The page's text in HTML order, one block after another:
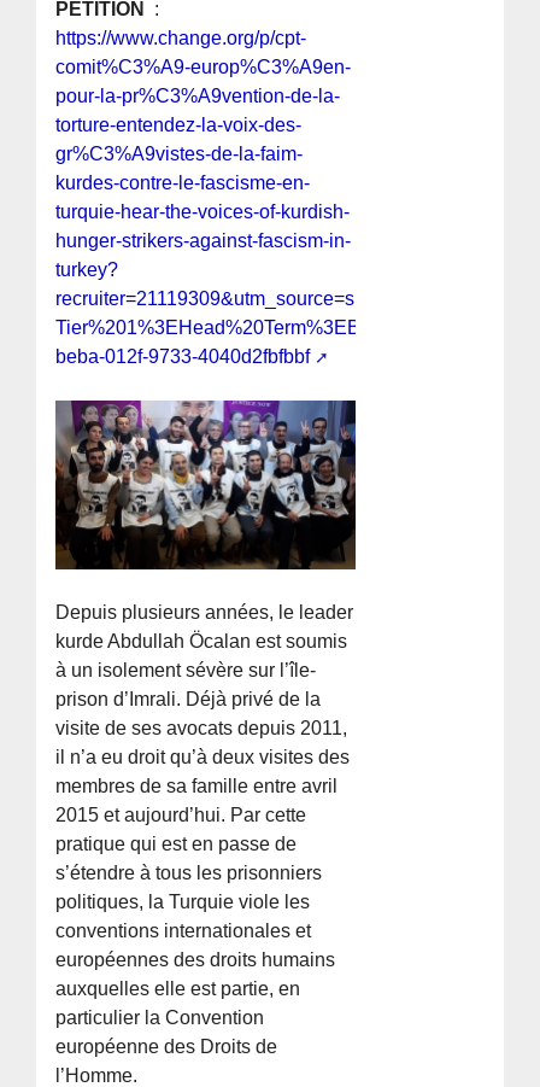
PÉTITION
:
https://www.change.org/p/cpt-
comit%C3%A9-europ%C3%A9en-
pour-la-pr%C3%A9vention-de-la-
torture-entendez-la-voix-des-
gr%C3%A9vistes-de-la-faim-
kurdes-contre-le-fascisme-en-
turquie-hear-the-voices-of-kurdish-
hunger-strikers-against-fascism-in-
turkey?
beba-012f-9733-4040d2fbfbbf
Depuis plusieurs années, le leader
kurde Abdullah Öcalan est soumis
à un isolement sévère sur l’île-
prison d’Imrali. Déjà privé de la
visite de ses avocats depuis 2011,
il n’a eu droit qu’à deux visites des
membres de sa famille entre avril
2015 et aujourd’hui. Par cette
pratique qui est en passe de
s’étendre à tous les prisonniers
politiques, la Turquie viole les
conventions internationales et
européennes des droits humains
auxquelles elle est partie, en
particulier la Convention
européenne des Droits de
l’Homme.